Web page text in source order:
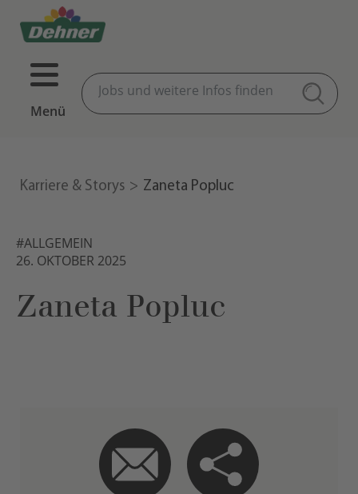
Menü
Karriere & Storys Zaneta Popluc
#ALLGEMEIN
26. OKTOBER 2025
Zaneta Popluc